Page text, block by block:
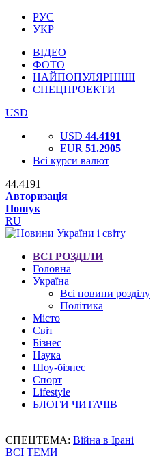
РУС
УКР
ВІДЕО
ФОТО
НАЙПОПУЛЯРНІШІ
СПЕЦПРОЕКТИ
USD
USD 44.4191
EUR 51.2905
Всі курси валют
44.4191
Авторизація
Пошук
RU
ВСІ РОЗДІЛИ
Головна
Україна
Всі новини розділу
Політика
Місто
Світ
Бізнес
Наука
Шоу-бізнес
Спорт
Lifestyle
БЛОГИ ЧИТАЧІВ
СПЕЦТЕМА: Війна в Ірані
ВСІ ТЕМИ